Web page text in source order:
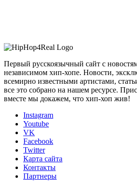
Первый русскоязычный сайт с
независимом хип-хопе. Новости,
всемирно известными артистами,
все это собрано на нашем ресурсе.
вместе мы докажем, что хип-хоп жив!
Instagram
Youtube
VK
Facebook
Twitter
Карта сайта
Контакты
Партнеры